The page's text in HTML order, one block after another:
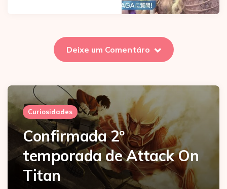
Deixe um Comentáro
Curiosidades
Confirmada 2º
temporada de Attack On
Titan